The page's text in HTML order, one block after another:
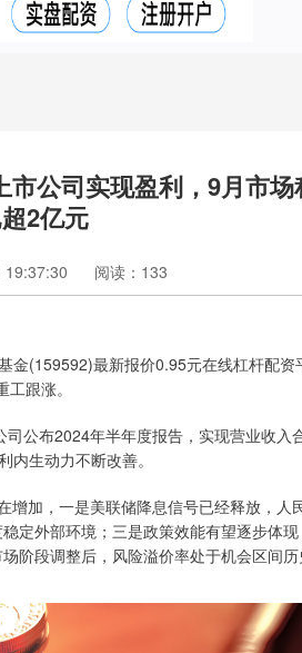
公司实现盈利，9月市
2亿元
19:37:30 阅读：133
(159592)最新报价0.95元在线杠杆配资
跟涨。
公布2024年半年度报告，实现营业收入
生动力不断改善。
加，一是美联储降息信号已经释放，人
定外部环境；三是政策效能有望逐步体
阶段调整后，风险溢价率处于机会区间